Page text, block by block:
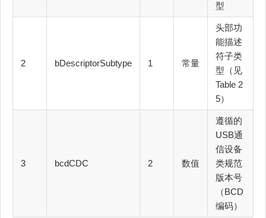
型
2 bDescriptorSubtype 1 常量
头部功
能描述
符子类
型（见
Table 2
5）
3 bcdCDC 2 数值
遵循的
USB通
信设备
类规范
版本号
（BCD
编码）